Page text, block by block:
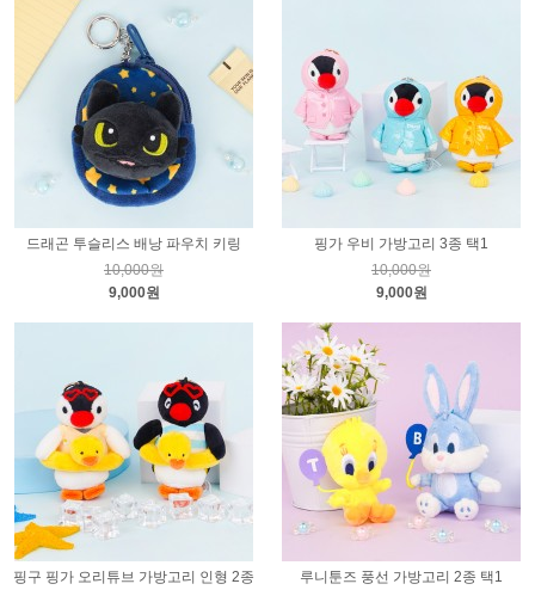
드래곤 투슬리스 배낭 파우치 키링
10,000원
9,000원
핑가 우비 가방고리 3종 택1
10,000원
9,000원
핑구 핑가 오리튜브 가방고리 인형 2종
루니툰즈 풍선 가방고리 2종 택1